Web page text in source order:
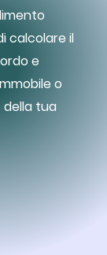
calcolare il
e
o
tua